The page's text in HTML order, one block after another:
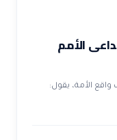
الأمم
الأمة، يقول: